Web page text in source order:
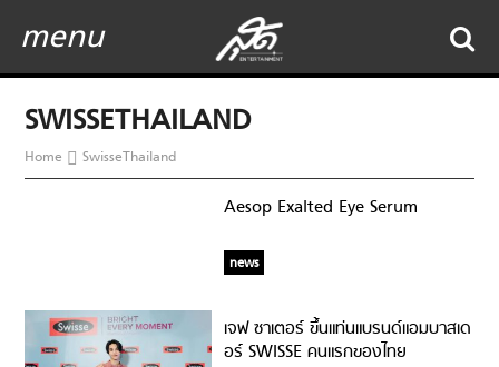
menu
SWISSETHAILAND
Home SwisseThailand
Aesop Exalted Eye Serum
news
เจฟ ซาเตอร์ ขึ้นแท่นแบรนด์แอมบาสเด
อร์ SWISSE คนแรกของไทย